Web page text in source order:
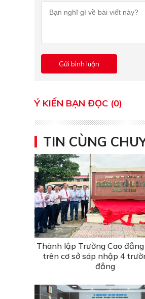
Ý KIẾN BẠN ĐỌC (0)
TIN CÙNG
Thành lập Trường Cao đẳng
trên cơ sở sáp nhập 4
đẳng